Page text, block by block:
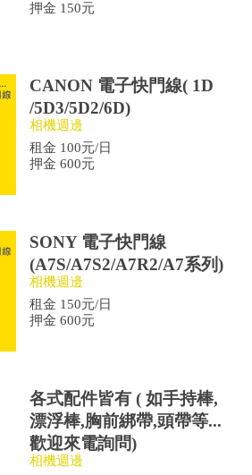
押金 150元
CANON 電子快門線( 1D
/5D3/5D2/6D)
相機週邊
租金 100元/日
押金 600元
SONY 電子快門線
(A7S/A7S2/A7R2/A7系列)
相機週邊
租金 150元/日
押金 600元
各式配件皆有 ( 如手持棒,
漂浮棒,胸前綁帶,頭帶等...
歡迎來電詢問)
相機週邊